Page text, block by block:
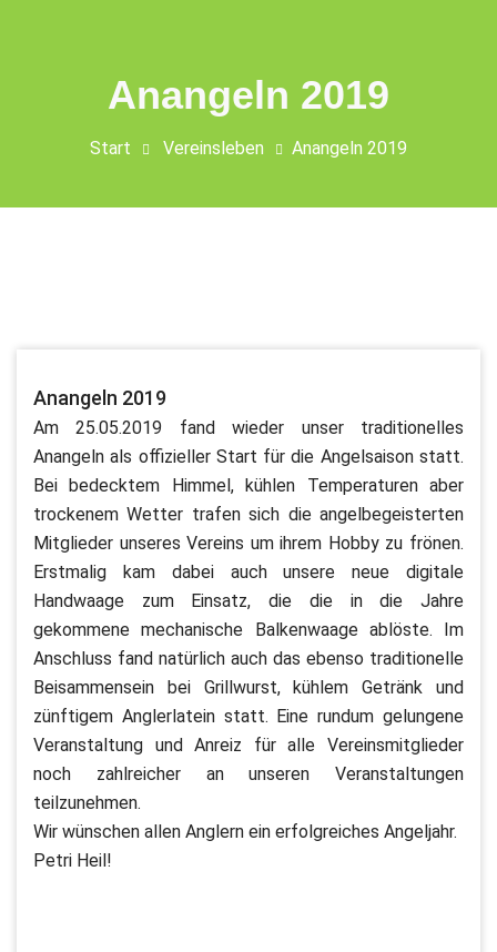
Anangeln 2019
Start Vereinsleben Anangeln 2019
Anangeln 2019
Am 25.05.2019 fand wieder unser traditionelles
Anangeln als offizieller Start für die Angelsaison statt.
Bei bedecktem Himmel, kühlen Temperaturen aber
trockenem Wetter trafen sich die angelbegeisterten
Mitglieder unseres Vereins um ihrem Hobby zu frönen.
Erstmalig kam dabei auch unsere neue digitale
Handwaage zum Einsatz, die die in die Jahre
gekommene mechanische Balkenwaage ablöste. Im
Anschluss fand natürlich auch das ebenso traditionelle
Beisammensein bei Grillwurst, kühlem Getränk und
zünftigem Anglerlatein statt. Eine rundum gelungene
Veranstaltung und Anreiz für alle Vereinsmitglieder
noch zahlreicher an unseren Veranstaltungen
teilzunehmen.
Wir wünschen allen Anglern ein erfolgreiches Angeljahr.
Petri Heil!